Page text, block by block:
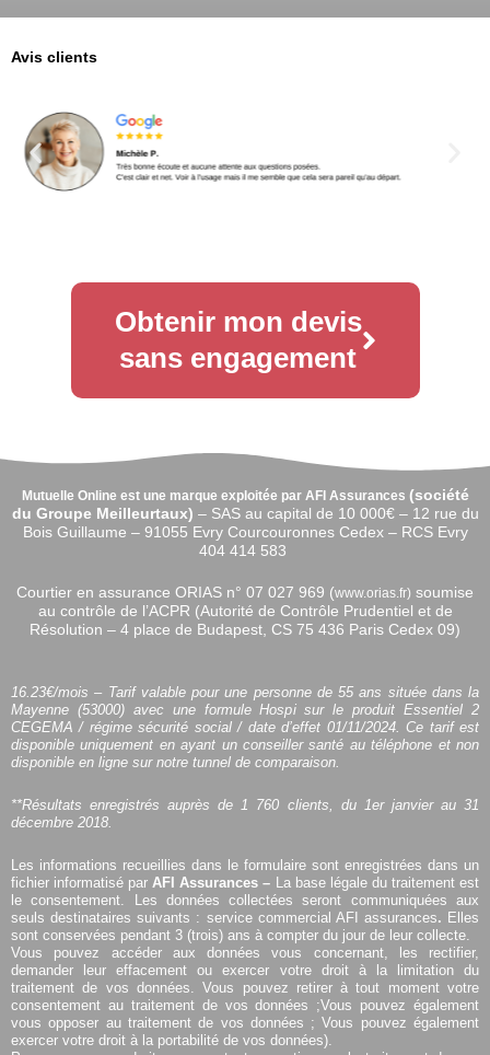
Avis clients
Obtenir mon devis
sans engagement
Mutuelle Online est une marque exploitée par AFI Assurances (société
du Groupe Meilleurtaux) – SAS au capital de 10 000€ – 12 rue du
Bois Guillaume – 91055 Evry Courcouronnes Cedex – RCS Evry
404 414 583
Courtier en assurance ORIAS n° 07 027 969 (www.orias.fr) soumise
au contrôle de l’ACPR (Autorité de Contrôle Prudentiel et de
Résolution – 4 place de Budapest, CS 75 436 Paris Cedex 09)
16.23€/mois – Tarif valable pour une personne de 55 ans située dans la
Mayenne (53000) avec une formule Hospi sur le produit Essentiel 2
CEGEMA / régime sécurité social / date d’effet 01/11/2024. Ce tarif est
disponible uniquement en ayant un conseiller santé au téléphone et non
disponible en ligne sur notre tunnel de comparaison.
**Résultats enregistrés auprès de 1 760 clients, du 1er janvier au 31
décembre 2018.
Les informations recueillies dans le formulaire sont enregistrées dans un
fichier informatisé par AFI Assurances –
La base légale du traitement est
le consentement. Les données collectées seront communiquées aux
seuls destinataires suivants : service commercial AFI assurances. Elles
sont conservées pendant 3 (trois) ans à compter du jour de leur collecte.
Vous pouvez accéder aux données vous concernant, les rectifier,
demander leur effacement ou exercer votre droit à la limitation du
traitement de vos données. Vous pouvez retirer à tout moment votre
consentement au traitement de vos données ;Vous pouvez également
vous opposer au traitement de vos données ; Vous pouvez également
exercer votre droit à la portabilité de vos données).